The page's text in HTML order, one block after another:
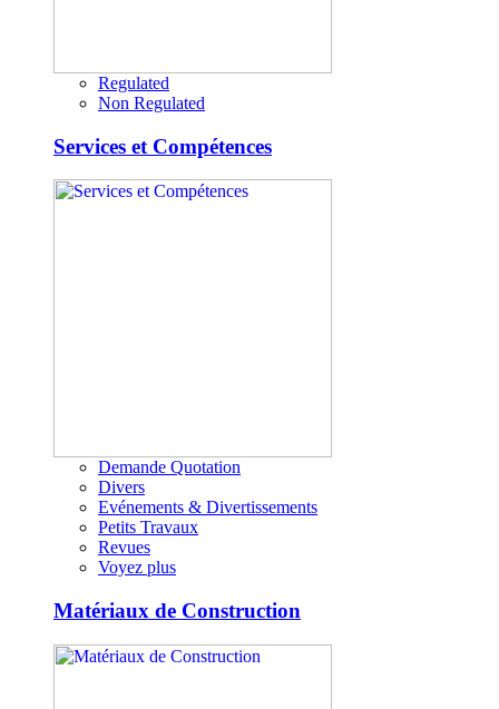
Regulated
Non Regulated
Services et Compétences
Demande Quotation
Divers
Evénements & Divertissements
Petits Travaux
Revues
Voyez plus
Matériaux de Construction